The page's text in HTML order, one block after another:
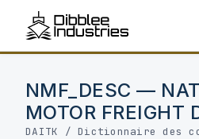
NMF_DESC —
MOTOR FREIGHT
DAITK /Dictionnaire des